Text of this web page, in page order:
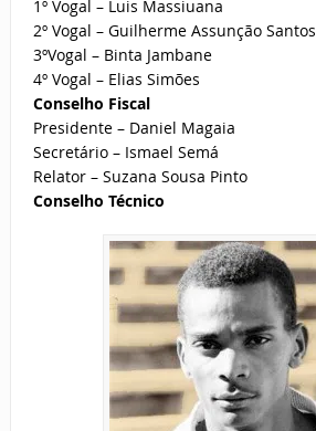
1º Vogal – Luis Massiuana
2º Vogal – Guilherme Assunção Santos
3ºVogal – Binta Jambane
4º Vogal – Elias Simões
Conselho Fiscal
Presidente – Daniel Magaia
Secretário – Ismael Semá
Relator – Suzana Sousa Pinto
Conselho Técnico